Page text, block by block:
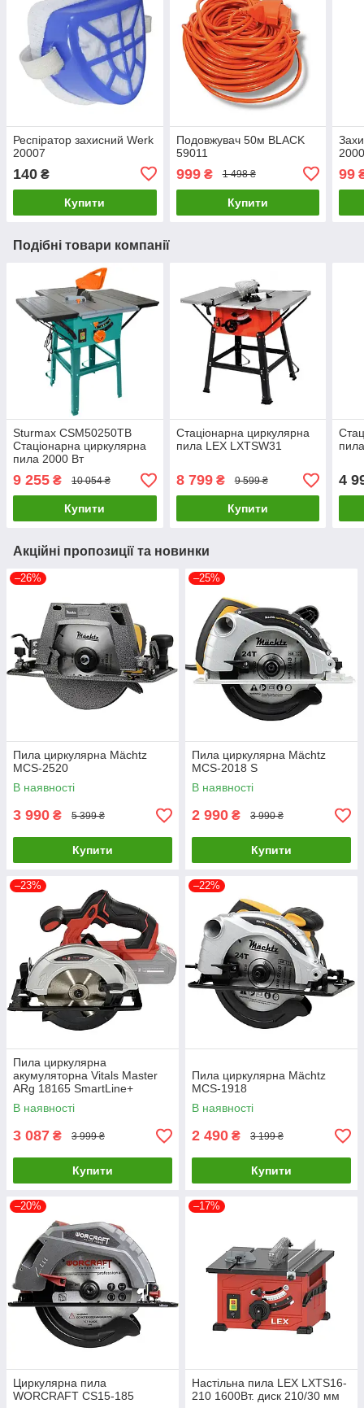
Респіратор захисний Werk
20007
140 ₴
Купити
Подовжувач 50м BLACK
59011
999₴ 1 498 ₴
Купити
99
Подібні товари компанії
Sturmax CSM50250TB
Стаціонарна циркулярна
пила 2000 Вт
9 255 ₴ 10 054 ₴
Купити
Стаціонарна циркулярна
пила LEX LXTSW31
8 799₴ 9 599 ₴
Купити
4
Акційні пропозиції та новинки
–26%
Пила циркулярна Mächtz
MCS-2520
В наявності
3 990 ₴ 5 399 ₴
Купити
–25%
Пила циркулярна Mächtz
MCS‑2018 S
В наявності
2 990 ₴ 3 990 ₴
Купити
–23%
Пила циркулярна
акумуляторна Vitals Master
ARg 18165 SmartLine+
В наявності
3 087 ₴ 3 999 ₴
Купити
–22%
Пила циркулярна Mächtz
MCS‑1918
В наявності
2 490 ₴ 3 199 ₴
Купити
–20%
Циркулярна пила
WORCRAFT CS15-185
–17%
Настільна пила LEX LXTS16-
210 1600Вт. диск 210/30 мм